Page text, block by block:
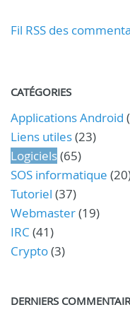
Fil RSS des
CATÉGORIES
Applications Android
Liens utiles(23)
Logiciels(65)
SOS informatique
Tutoriel (37)
Webmaster(19)
IRC (41)
Crypto(3)
DERNIERS